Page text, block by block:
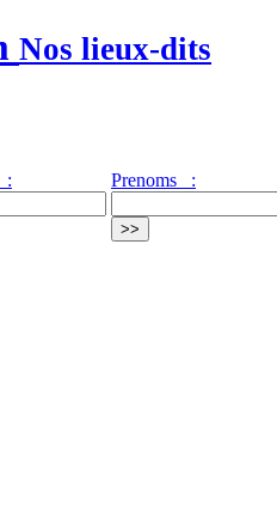
Nos lieux-dits
: Prenoms :